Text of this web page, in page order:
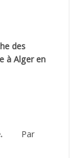
des
à Alger en
Par